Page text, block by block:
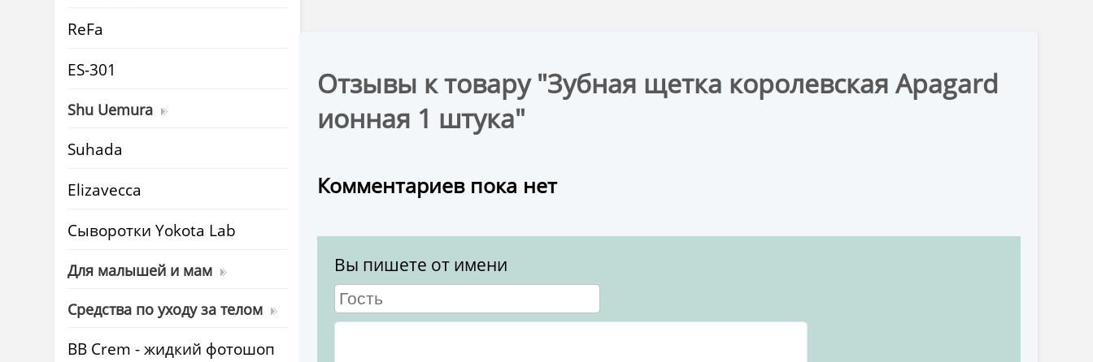
ReFa
ES-301
Shu Uemura
Suhada
Elizavecca
Cыворотки Yokota Lab
Для малышей и мам
Средства по уходу за телом
BB Crem - жидкий фотошоп
Отзывы к товару "Зубная щетка королевская Apagard
ионная 1 штука"
Комментариев пока нет
Вы пишете от имени